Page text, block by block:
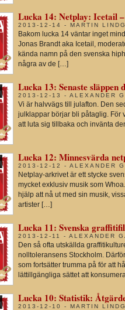
Lucka 14: Netplay: Icetail
2013-12-14 - MARTIN
Bakom lucka 14 väntar inget
Jonas Brandt aka Icetail,
kända namn på den svenska
några av de […]
Lucka 13: Senaste släppen
2013-12-13 - ALEXANDER
Vi är halvvägs till julafton. Den
julklappar börjar bli påtaglig. För
att luta sig tillbaka och invänta
Lucka 12: Minnesvärda
2013-12-12 - ALEXANDER
Netplay-arkrivet är ett stycke
mycket exklusiv musik som
hjälp att nå ut med sin musik,
artister […]
Lucka 11: Svenska
2013-12-11 - ALEXANDER
Den så ofta utskällda
nolltoleransens Stockholm.
som fortsätter trumma på för att
lättillgängliga sättet att
Lucka 10: Statistik:
2013-12-10 - MARTIN